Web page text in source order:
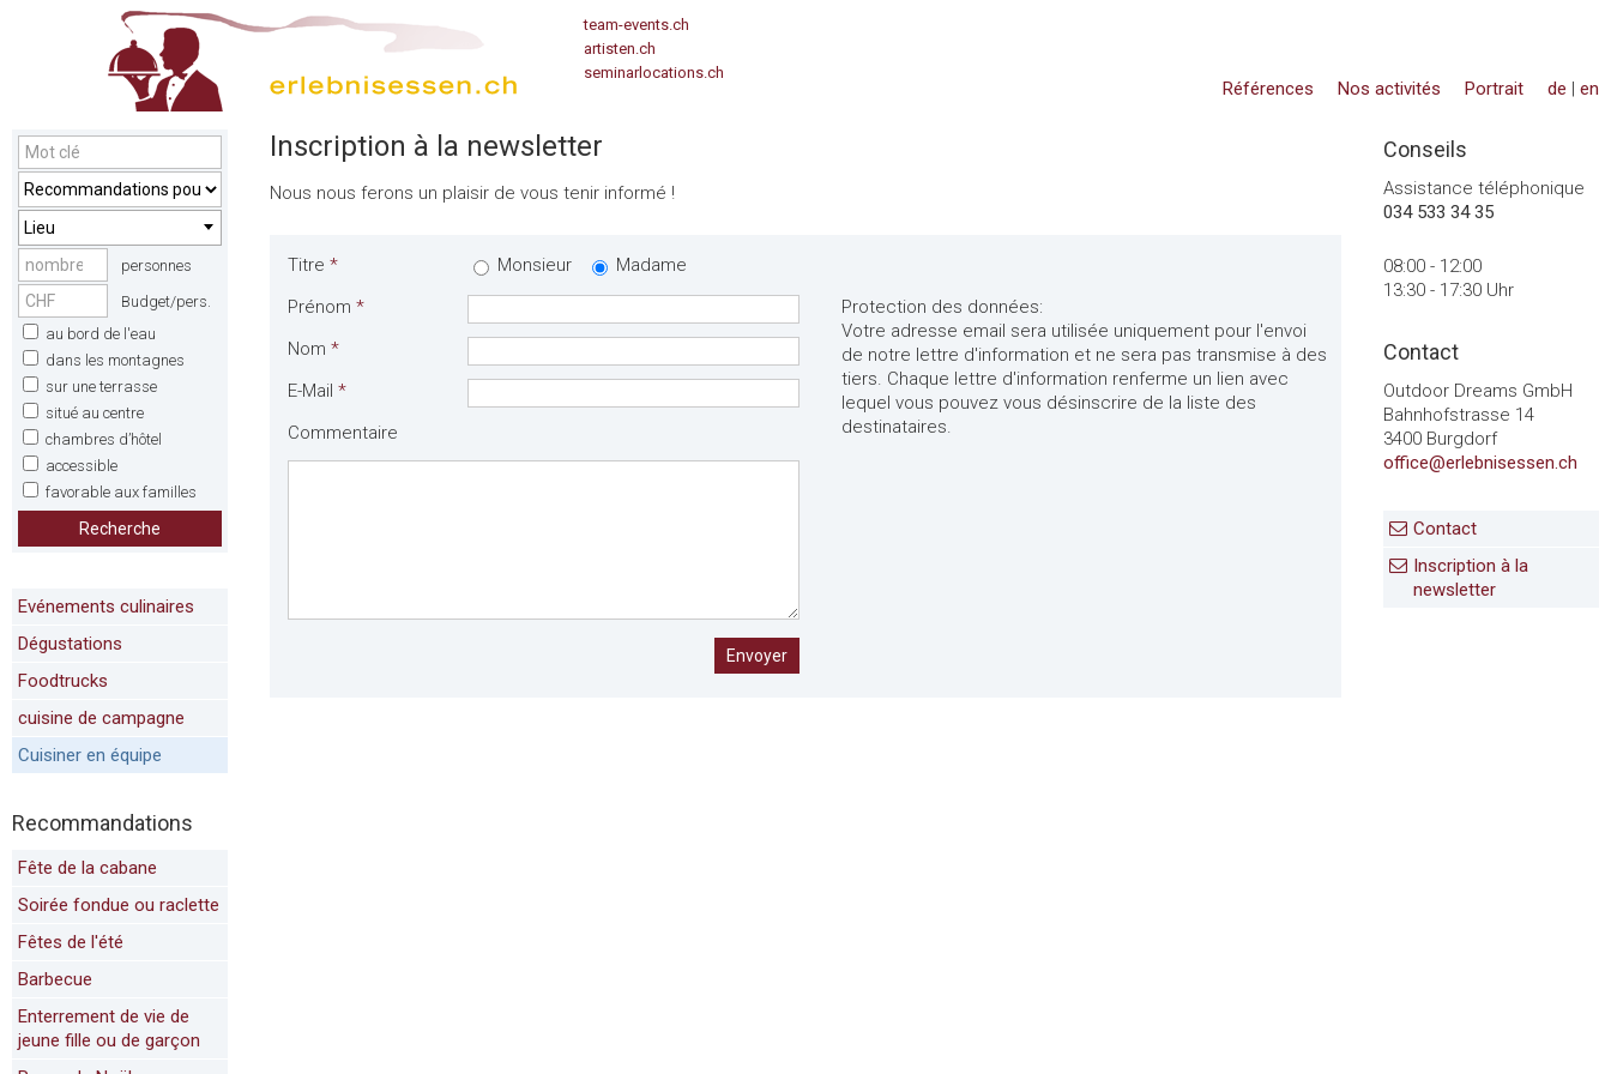
team-events.ch
artisten.ch
seminarlocations.ch
de | en
Portrait
Nos activités
Références
Lieu
personnes
Budget/pers.
au bord de l'eau
dans les montagnes
sur une terrasse
situé au centre
chambres d’hôtel
accessible
favorable aux familles
Recherche
Evénements culinaires
Dégustations
Foodtrucks
cuisine de campagne
Cuisiner en équipe
Recommandations
Fête de la cabane
Soirée fondue ou raclette
Fêtes de l'été
Barbecue
Enterrement de vie de
jeune fille ou de garçon
Inscription à la newsletter
Nous nous ferons un plaisir de vous tenir informé !
Titre * Monsieur
Madame
Prénom *
Nom *
E-Mail *
Commentaire
Envoyer
Protection des données:
Votre adresse email sera utilisée uniquement pour l'envoi
de notre lettre d'information et ne sera pas transmise à des
tiers. Chaque lettre d'information renferme un lien avec
lequel vous pouvez vous désinscrire de la liste des
destinataires.
Conseils
Assistance téléphonique
034 533 34 35
08:00 - 12:00
13:30 - 17:30 Uhr
Contact
Outdoor Dreams GmbH
Bahnhofstrasse 14
3400 Burgdorf
office@erlebnisessen.ch
Contact
Inscription à la
newsletter